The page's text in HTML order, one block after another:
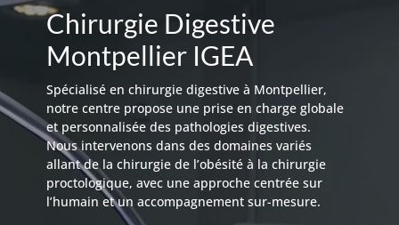
Chirurgie Digestive
Montpellier IGEA
Spécialisé en chirurgie digestive à Montpellier,
notre centre propose une prise en charge globale
et personnalisée des pathologies digestives.
Nous intervenons dans des domaines variés
allant de la chirurgie de l’obésité à la chirurgie
proctologique, avec une approche centrée sur
l’humain et un accompagnement sur-mesure.